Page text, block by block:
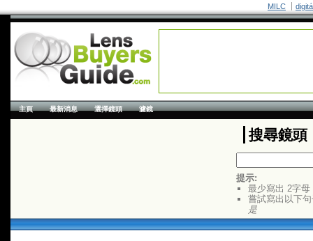
MILC
主頁 最新消息 選擇鏡頭 濾鏡
搜尋鏡頭
提示:
最少寫出 2字母
嘗試寫出以下
是